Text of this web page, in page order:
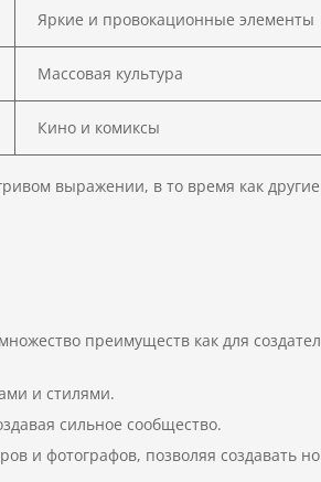
Яркие и провокационные элементы
Массовая культура
Кино и комиксы
выражении, в то время как
преимуществ как для
и стилями.
сильное сообщество.
и фотографов, позволяя создавать